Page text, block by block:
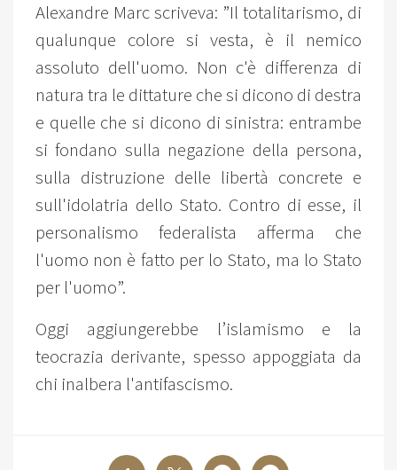
Alexandre Marc scriveva: ”Il totalitarismo, di
qualunque colore si vesta, è il nemico
assoluto dell'uomo. Non c'è differenza di
natura tra le dittature che si dicono di destra
e quelle che si dicono di sinistra: entrambe
si fondano sulla negazione della persona,
sulla distruzione delle libertà concrete e
sull'idolatria dello Stato. Contro di esse, il
personalismo federalista afferma che
l'uomo non è fatto per lo Stato, ma lo Stato
per l'uomo”.
Oggi aggiungerebbe l’islamismo e la
teocrazia derivante, spesso appoggiata da
chi inalbera l'antifascismo.